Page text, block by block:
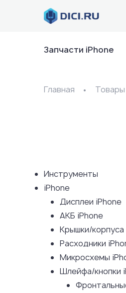
Запчасти iPhone
Главная Товары
Инструменты
iPhone
Дисплеи iPhone
АКБ iPhone
Крышки/корпуса
Расходники
Микросхемы
Шлейфа/кнопки